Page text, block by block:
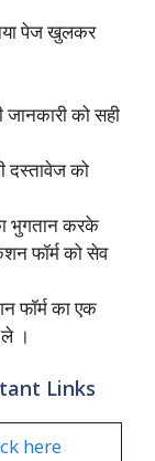
पेज खुलकर
को सही
दस्तावेज को
भुगतान करके
फॉर्म को सेव
फॉर्म का एक
।
Links
here